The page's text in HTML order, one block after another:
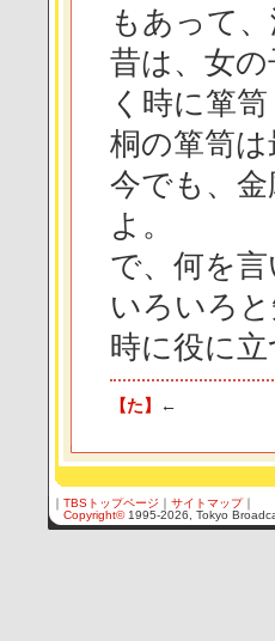
もあって、
昔は、女
く時に箪
桐の箪笥
今でも、
よ。
で、何を
いろいろ
時に役に
【た】 ←
｜ TBSトップページ ｜ サイトマップ｜
Copyright© 1995-2026, Tokyo